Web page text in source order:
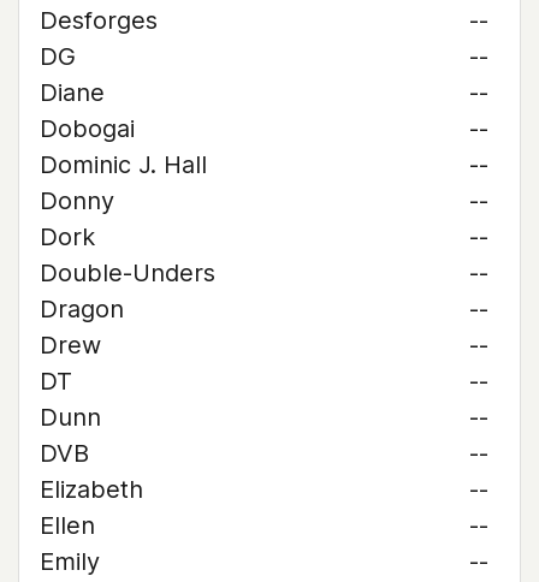
Desforges
--
DG
--
Diane
--
Dobogai
--
Dominic J. Hall
--
Donny
--
Dork
--
Double-Unders
--
Dragon
--
Drew
--
DT
--
Dunn
--
DVB
--
Elizabeth
--
Ellen
--
Emily
--